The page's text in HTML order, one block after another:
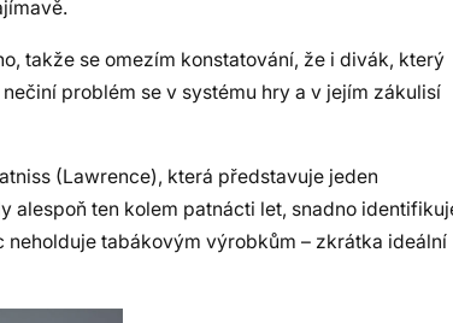
takže se omezím konstatování, že i divák, který
problém se v systému hry a v jejím zákulisí
(Lawrence), která představuje jeden
alespoň ten kolem patnácti let, snadno
tabákovým výrobkům – zkrátka ideální